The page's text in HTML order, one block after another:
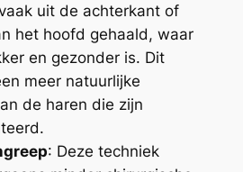
uit de achterkant of
het hoofd gehaald, waar
en gezonder is. Dit
meer natuurlijke
de haren die zijn
: Deze techniek